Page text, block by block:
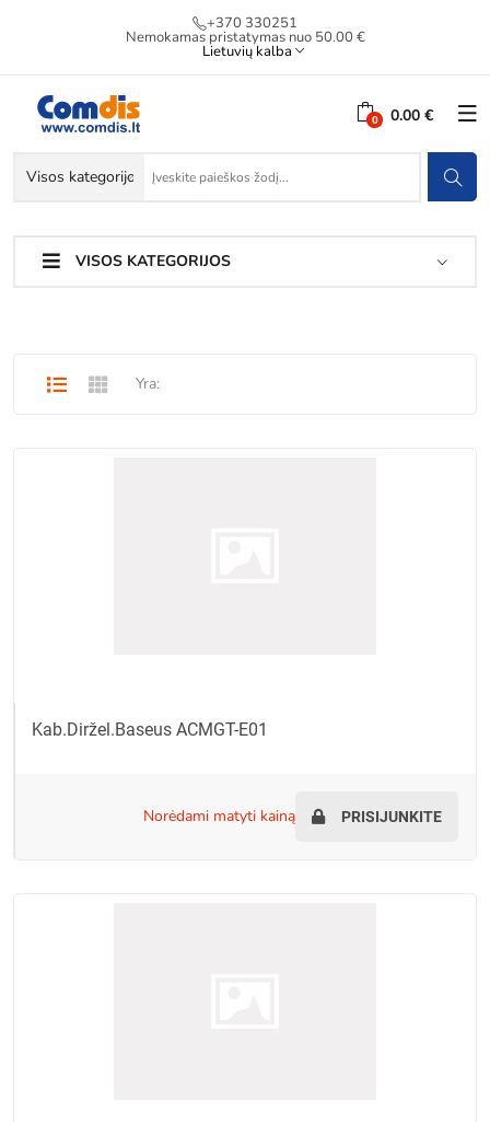
+370 330251
Nemokamas pristatymas nuo 50.00 €
Lietuvių kalba
0.00 €
VISOS KATEGORIJOS
Yra:
Kab.diržel.Baseus ACMGT-E01
norėdami matyti kainą PRISIJUNKITE